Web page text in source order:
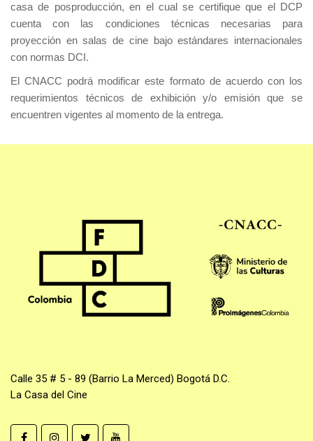
casa de posproducción, en el cual se certifique que el DCP
cuenta con las condiciones técnicas necesarias para
proyección en salas de cine bajo estándares internacionales
con normas DCI.
El CNACC podrá modificar este formato de acuerdo con los
requerimientos técnicos de exhibición y/o emisión que se
encuentren vigentes al momento de la entrega.
Calle 35 # 5 - 89 (Barrio La Merced) Bogotá D.C.
La Casa del Cine